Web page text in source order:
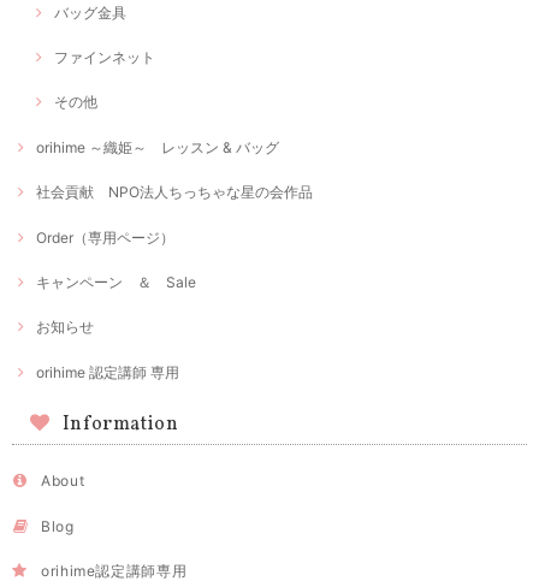
バッグ金具
ファインネット
その他
orihime ～織姫～ レッスン & バッグ
社会貢献 NPO法人ちっちゃな星の会作品
Order（専用ページ）
キャンペーン ＆ Sale
お知らせ
orihime 認定講師 専用
Information
About
Blog
orihime認定講師専用